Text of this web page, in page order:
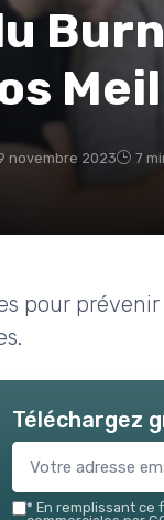
novembre 2023 7
pour
Téléchargez
* En remplissant ce